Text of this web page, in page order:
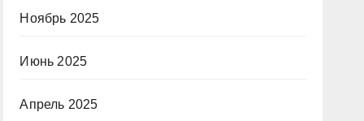
Ноябрь 2025
Июнь 2025
Апрель 2025